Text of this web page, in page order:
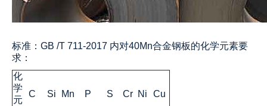
标准：GB /T 711-2017 内对40Mn合金钢板的化学元素要
求：
化
学
元
C Si Mn P S Cr Ni Cu